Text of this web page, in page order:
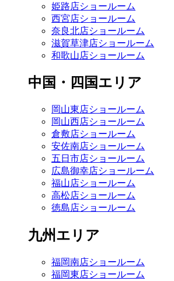
姫路店ショールーム
西宮店ショールーム
奈良北店ショールーム
滋賀草津店ショールーム
和歌山店ショールーム
中国・四国エリア
岡山東店ショールーム
岡山西店ショールーム
倉敷店ショールーム
安佐南店ショールーム
五日市店ショールーム
広島御幸店ショールーム
福山店ショールーム
高松店ショールーム
徳島店ショールーム
九州エリア
福岡南店ショールーム
福岡東店ショールーム